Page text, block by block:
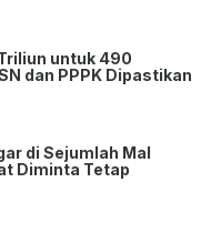
untuk 490
dan PPPK Dipastikan
di Sejumlah Mal
Diminta Tetap